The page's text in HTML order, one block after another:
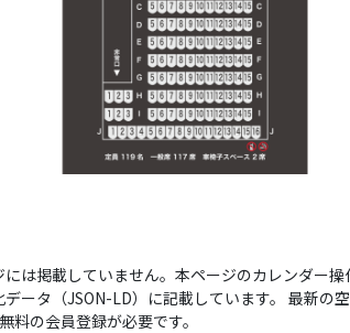
は掲載していません。本ページのカレンダー
データ（JSON-LD）に記載しています。 最新
の会員登録が必要です。